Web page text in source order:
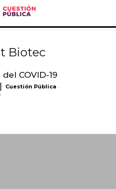
Biotec
COVID-19
Cuestión Pública -